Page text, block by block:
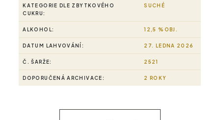
KATEGORIE DLE ZBYTKOVÉHO
CUKRU:
SUCHÉ
ALKOHOL: 12,5 %OBJ.
DATUM LAHVOVÁNÍ: 27. LEDNA 2026
Č. ŠARŽE: 2521
DOPORUČENÁ ARCHIVACE: 2 ROKY